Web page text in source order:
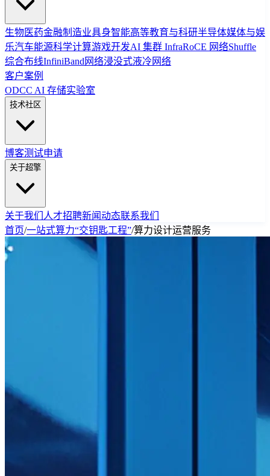
生物医药金融制造业具身智能高等教育与科研半导体媒体与娱
乐汽车能源科学计算游戏开发AI 集群 InfraRoCE 网络Shuffle
综合布线InfiniBand网络浸没式液冷网络
客户案例
ODCC AI 存储实验室
技术社区
博客测试申请
关于超擎
关于我们 人才招聘新闻动态联系我们
首页/一站式算力“交钥匙工程”/算力设计运营服务